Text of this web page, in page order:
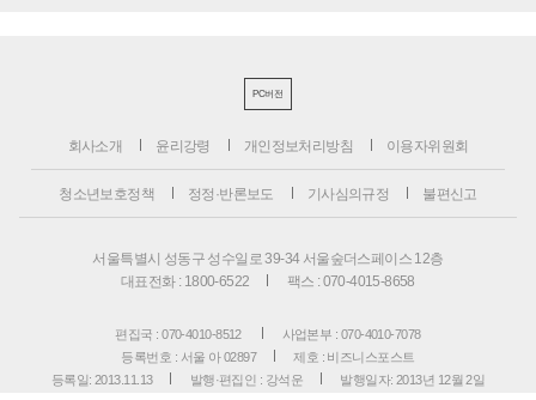
PC버전
회사소개 윤리강령 개인정보처리방침 이용자위원회
청소년보호정책 정정·반론보도 기사심의규정 불편신고
서울특별시 성동구 성수일로 39-34 서울숲더스페이스 12층
대표전화 : 1800-6522
팩스 : 070-4015-8658
편집국 : 070-4010-8512
사업본부 : 070-4010-7078
등록번호 : 서울 아 02897
제호 : 비즈니스포스트
등록일: 2013.11.13
발행·편집인 : 강석운
발행일자: 2013년 12월 2일